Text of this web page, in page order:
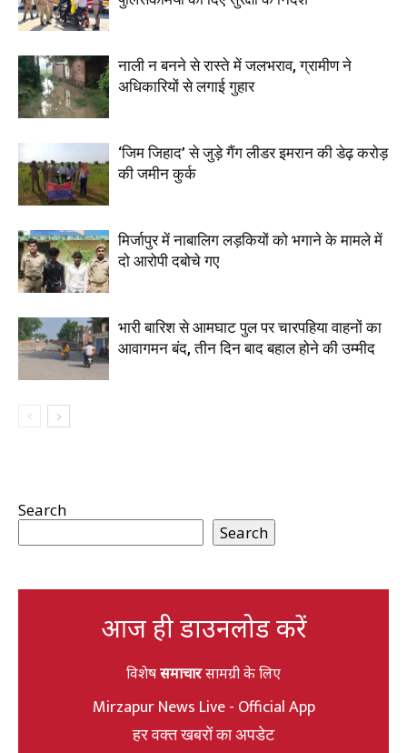
नाली न बनने से रास्ते में जलभराव, ग्रामीण ने
अधिकारियों से लगाई गुहार
‘जिम जिहाद’ से जुड़े गैंग लीडर इमरान की डेढ़ करोड़
की जमीन कुर्क
मिर्जापुर में नाबालिग लड़कियों को भगाने के मामले में
दो आरोपी दबोचे गए
भारी बारिश से आमघाट पुल पर चारपहिया वाहनों का
आवागमन बंद, तीन दिन बाद बहाल होने की उम्मीद
Search
Search
आज ही डाउनलोड करें
विशेषसमाचारसामग्री के लिए
Mirzapur News Live - Official App
हर वक्त खबरों का अपडेट